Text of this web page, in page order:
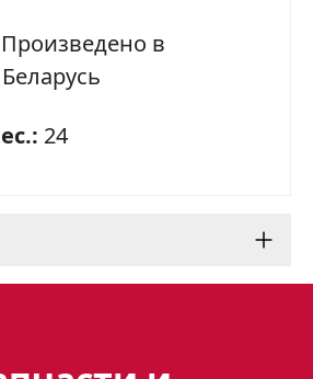
Произведено в
24